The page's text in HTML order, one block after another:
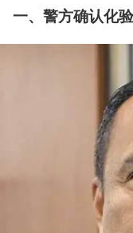
一、警方确认化